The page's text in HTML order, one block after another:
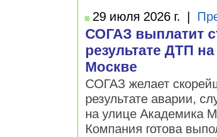
29 июля 2026 г. |
СОГАЗ выплатит
результате ДТП
Москве
СОГАЗ желает
результате аварии,
на улице Академика
Компания готова